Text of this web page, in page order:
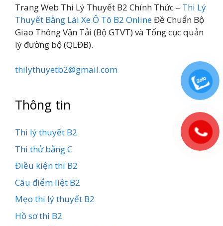
Trang Web Thi Lý Thuyết B2 Chính Thức – Thi Lý
Thuyết Bằng Lái Xe Ô Tô B2 OnlineĐề Chuẩn Bộ
Giao Thông Vận Tải (Bộ GTVT) và Tổng cục quản
lý đường bộ (QLĐB).
thilythuyetb2@gmail.com
Thông tin
Thi lý thuyết B2
Thi thử bằng C
Điều kiện thi B2
Câu điểm liệt B2
Mẹo thi lý thuyết B2
Hồ sơ thi B2